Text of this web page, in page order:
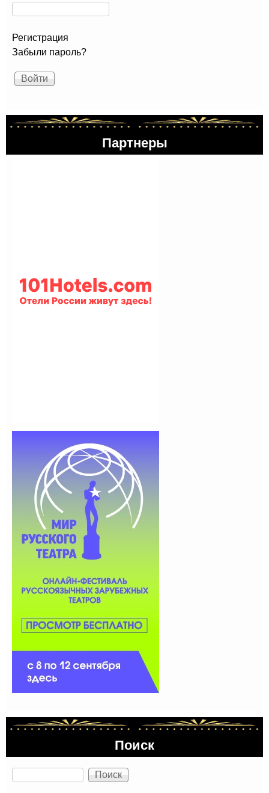
Регистрация
Забыли пароль?
Партнеры
Поиск
Поиск